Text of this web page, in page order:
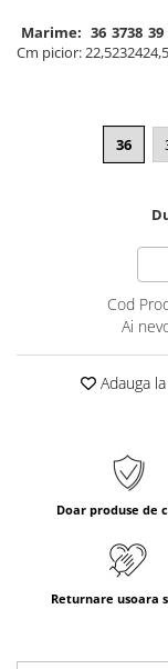
Marime: 36 3738 39
Cm picior:22,5232424,5
36
Cod
Ai
Adauga
Doar produse de
Returnare usoara